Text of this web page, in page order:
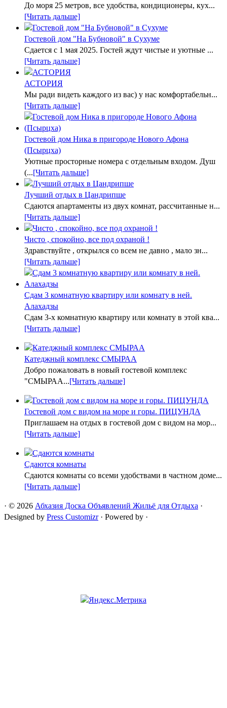
До моря 25 метров, все удобства, кондиционеры, кух...
[Читать дальше]
Гостевой дом "На Бубновой" в Сухуме
Сдается с 1 мая 2025. Гостей ждут чистые и уютные ...
[Читать дальше]
АСТОРИЯ
Мы ради видеть каждого из вас) у нас комфортабельн...
[Читать дальше]
Гостевой дом Ника в пригороде Нового Афона
(Псырцха)
Уютные просторные номера с отдельным входом. Душ
(...[Читать дальше]
Лучший отдых в Цандрипше
Сдаются апартаменты из двух комнат, рассчитанные н...
[Читать дальше]
Чисто , спокойно, все под охраной !
Здравствуйте , открылся со всем не давно , мало зн...
[Читать дальше]
Сдам 3 комнатную квартиру или комнату в ней.
Алахадзы
Сдам 3-х комнатную квартиру или комнату в этой ква...
[Читать дальше]
Катеджный комплекс СМЫРАА
Добро пожаловать в новый гостевой комплекс
"СМЫРАА...[Читать дальше]
Гостевой дом с видом на море и горы. ПИЦУНДА
Приглашаем на отдых в гостевой дом с видом на мор...
[Читать дальше]
Сдаются комнаты
Сдаются комнаты со всеми удобствами в частном доме...
[Читать дальше]
· © 2026 Абхазия Доска Объявлений Жильё для Отдыха ·
Designed by Press Customizr· Powered by ·